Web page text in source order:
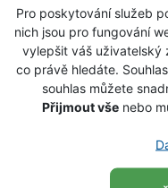
Pro poskytování služeb
nich jsou pro fungování
vylepšit váš uživatelský
co právě hledáte.
souhlas můžete
Přijmout vše nebo
protiskluzovoým
M 2215211 malá
2215213 široká 42cm
SKLADEM